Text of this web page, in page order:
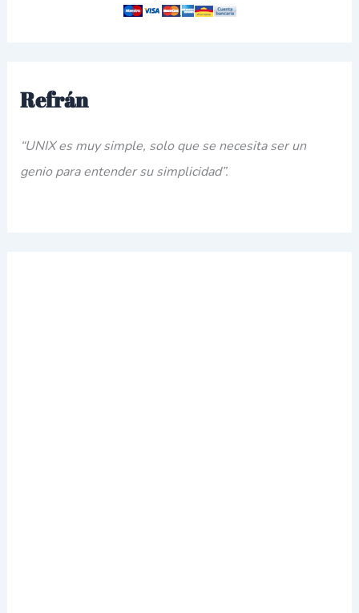
Refrán
“UNIX es muy simple, solo que se necesita ser un
genio para entender su simplicidad”.